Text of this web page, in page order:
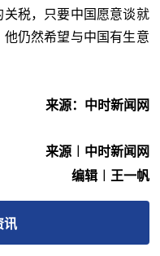
税，只要中国愿意谈就
仍然希望与中国有生意
来源：中时新闻网
来源︱中时新闻网
编辑︱王一帆
讯